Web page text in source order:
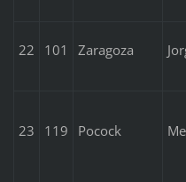
22 101 Zaragoza
23 119 Pocock